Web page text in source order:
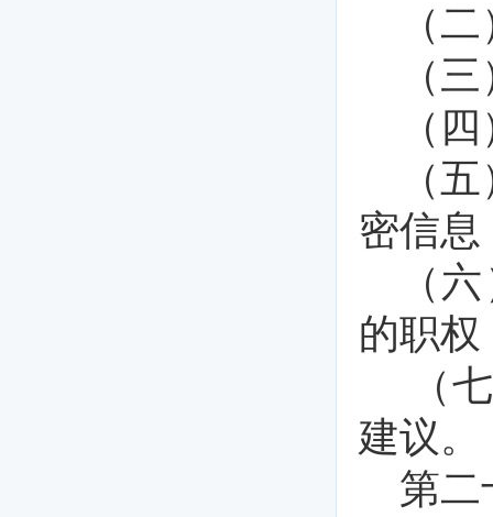
（
（
（
（
密信
（
的职权
（
建议。
第二